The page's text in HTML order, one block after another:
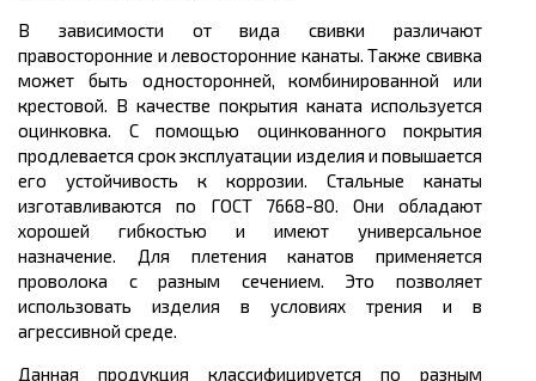
В зависимости от вида свивки различают
правосторонние и левосторонние канаты. Также свивка
может быть односторонней, комбинированной или
крестовой. В качестве покрытия каната используется
оцинковка. С помощью оцинкованного покрытия
продлевается срок эксплуатации изделия и повышается
его устойчивость к коррозии. Стальные канаты
изготавливаются по ГОСТ 7668-80. Они обладают
хорошей гибкостью и имеют универсальное
назначение. Для плетения канатов применяется
проволока с разным сечением. Это позволяет
использовать изделия в условиях трения и в
агрессивной среде.
Данная продукция классифицируется по разным